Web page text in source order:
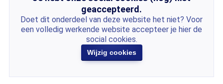
geaccepteerd.
Doet dit onderdeel van deze website het niet? Voor
een volledig werkende website accepteer je hier de
social cookies.
Wijzig cookies